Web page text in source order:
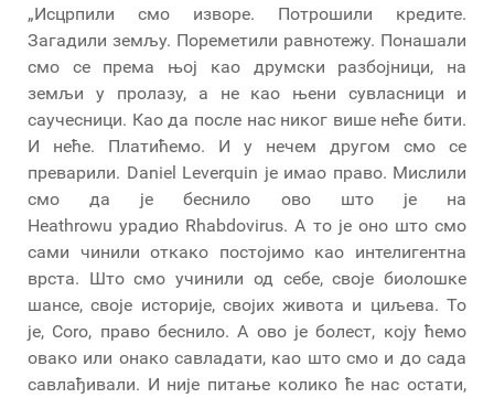
„Исцрпили смо изворе. Потрошили кредите.
Загадили земљу. Пореметили равнотежу. Понашали
смо се према њој као друмски разбојници, на
земљи у пролазу, а не као њени сувласници и
саучесници. Као да после нас никог више неће бити.
И неће. Платићемо. И у нечем другом смо се
преварили. Daniel Leverquin је имао право. Мислили
смо да је беснило ово што је на
Heathrowu урадио Rhabdovirus. А то је оно што смо
сами чинили откако постојимо као интелигентна
врста. Што смо учинили од себе, своје биолошке
шансе, своје историје, својих живота и циљева. То
је, Coro, право беснило. А ово је болест, коју ћемо
овако или онако савладати, као што смо и до сада
савлађивали. И није питање колико ће нас остати,